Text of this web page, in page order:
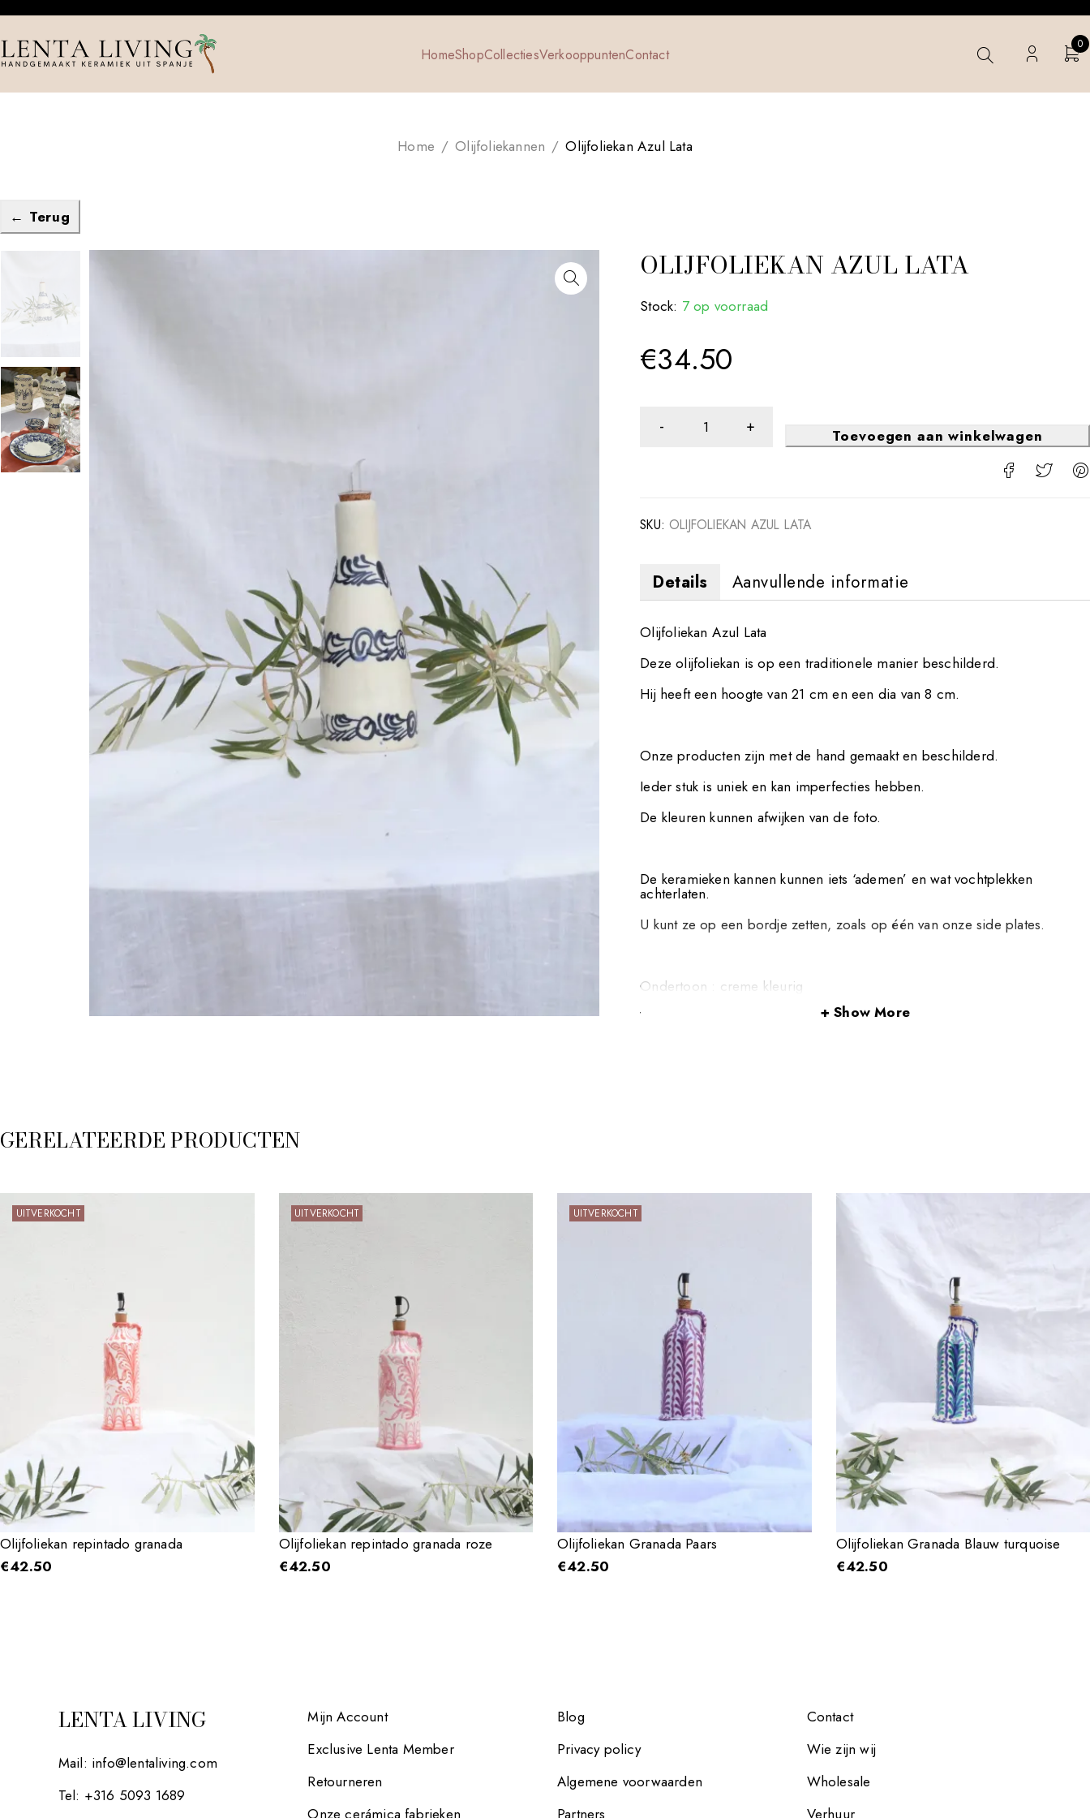
HomeShopCollectiesVerkooppuntenContact
0
Home / Olijfoliekannen / Olijfoliekan Azul Lata
← Terug
OLIJFOLIEKAN AZUL LATA
Stock: 7 op voorraad
€34.50
Toevoegen aan winkelwagen
SKU: OLIJFOLIEKAN AZUL LATA
Details Aanvullende informatie
Olijfoliekan Azul Lata
Deze olijfoliekan is op een traditionele manier beschilderd.
Hij heeft een hoogte van 21 cm en een dia van 8 cm.
Onze producten zijn met de hand gemaakt en beschilderd.
Ieder stuk is uniek en kan imperfecties hebben.
De kleuren kunnen afwijken van de foto.
De keramieken kannen kunnen iets ‘ademen’ en wat vochtplekken
achterlaten.
U kunt ze op een bordje zetten, zoals op één van onze side plates.
Ondertoon : creme kleurig
Vaatwasserbestendig
Show More
GERELATEERDE PRODUCTEN
UITVERKOCHT
Olijfoliekan repintado granada
€42.50
UITVERKOCHT
Olijfoliekan repintado granada roze
€42.50
UITVERKOCHT
Olijfoliekan Granada Paars
€42.50
Olijfoliekan Granada Blauw turquoise
€42.50
LENTA LIVING
Mail: info@lentaliving.com
Tel: +316 5093 1689
Mijn Account
Exclusive Lenta Member
Retourneren
Onze cerámica fabrieken
Blog
Privacy policy
Algemene voorwaarden
Partners
Contact
Wie zijn wij
Wholesale
Verhuur